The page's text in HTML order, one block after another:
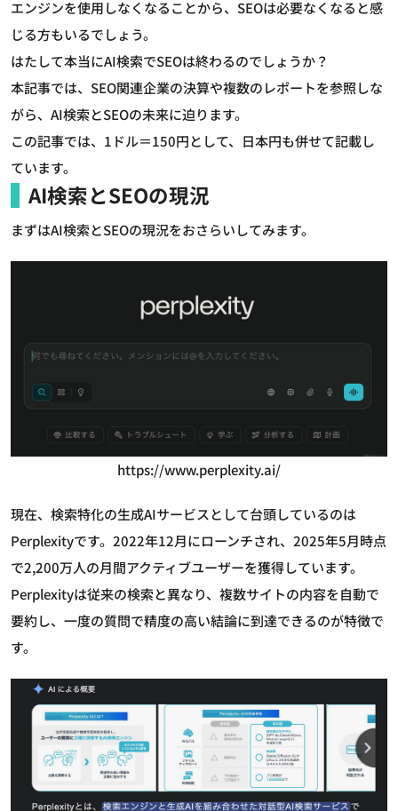
エンジンを使用しなくなることから、SEOは必要なくなると感
じる方もいるでしょう。
はたして本当にAI検索でSEOは終わるのでしょうか？
本記事では、SEO関連企業の決算や複数のレポートを参照しな
がら、AI検索とSEOの未来に迫ります。
この記事では、1ドル＝150円として、日本円も併せて記載し
ています。
AI検索とSEOの現況
まずはAI検索とSEOの現況をおさらいしてみます。
https://www.perplexity.ai/
現在、検索特化の生成AIサービスとして台頭しているのは
Perplexityです。2022年12月にローンチされ、2025年5月時点
で2,200万人の月間アクティブユーザーを獲得しています。
Perplexityは従来の検索と異なり、複数サイトの内容を自動で
要約し、一度の質問で精度の高い結論に到達できるのが特徴で
す。